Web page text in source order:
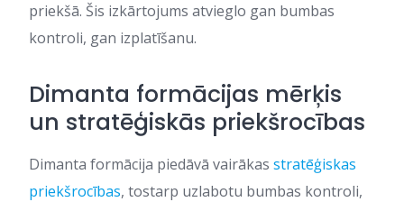
priekšā. Šis izkārtojums atvieglo gan bumbas
kontroli, gan izplatīšanu.
Dimanta formācijas mērķis
un stratēģiskās priekšrocības
Dimanta formācija piedāvā vairākas stratēģiskas
priekšrocības, tostarp uzlabotu bumbas kontroli,